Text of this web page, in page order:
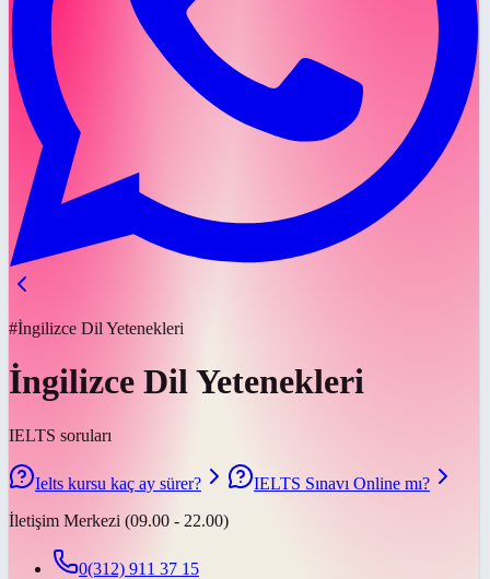
#İngilizce Dil Yetenekleri
İngilizce Dil Yetenekleri
IELTS soruları
Ielts kursu kaç ay sürer?
IELTS Sınavı Online mı?
İletişim Merkezi (09.00 - 22.00)
0(312) 911 37 15